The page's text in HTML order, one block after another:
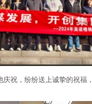
，纷纷送上诚挚的祝福